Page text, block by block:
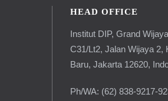
HEAD OFFICE
Institut DIP, Grand
C31/Lt2, Jalan Wijaya 2,
Baru, Jakarta 12620,
Ph/WA: (62) 838-9217-